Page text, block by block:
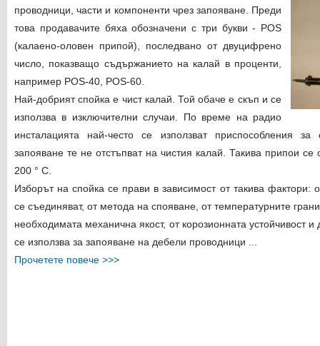
проводници, части и компоненти чрез запояване. Преди
това продавачите бяха обозначени с три букви - POS
(калаено-оловен припой), последвано от двуцифрено
число, показващо съдържанието на калай в проценти,
например POS-40, POS-60.
Най-добрият спойка е чист калай. Той обаче е скъп и се
използва в изключителни случаи. По време на радио
инсталацията най-често се използват приспособления
запояване те не отстъпват на чистия калай. Такива припои
200 ° С.
Изборът на спойка се прави в зависимост от такива фактори:
се съединяват, от метода на спояване, от температурните
необходимата механична якост, от корозионната устойчивост
се използва за запояване на дебели проводници ...
Прочетете повече >>>